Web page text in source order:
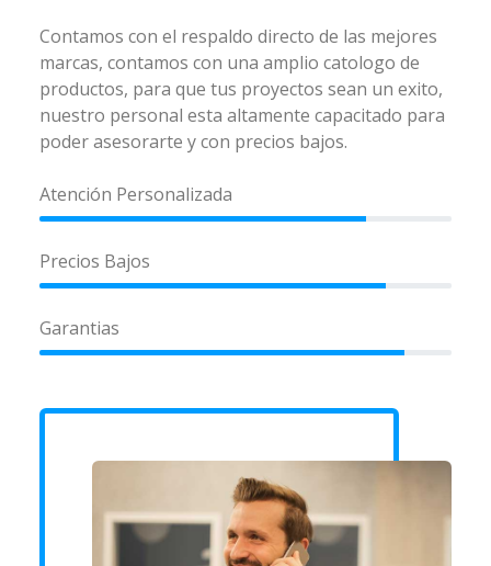
Contamos con el respaldo directo de las mejores
marcas, contamos con una amplio catologo de
productos, para que tus proyectos sean un exito,
nuestro personal esta altamente capacitado para
poder asesorarte y con precios bajos.
Atención Personalizada
Precios Bajos
Garantias